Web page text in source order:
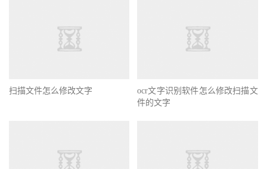
扫描文件怎么修改文字
ocr文字识别软件怎么修改扫描文
件的文字